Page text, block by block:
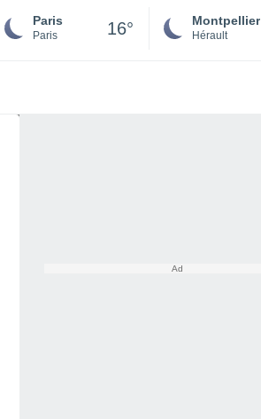
Paris
Paris 16° Montpellier
Hérault